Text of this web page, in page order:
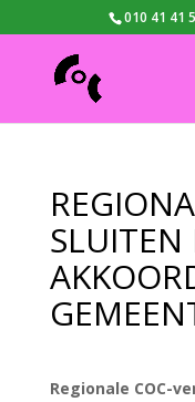
010 41 41
SLUITEN
Regionale COC-